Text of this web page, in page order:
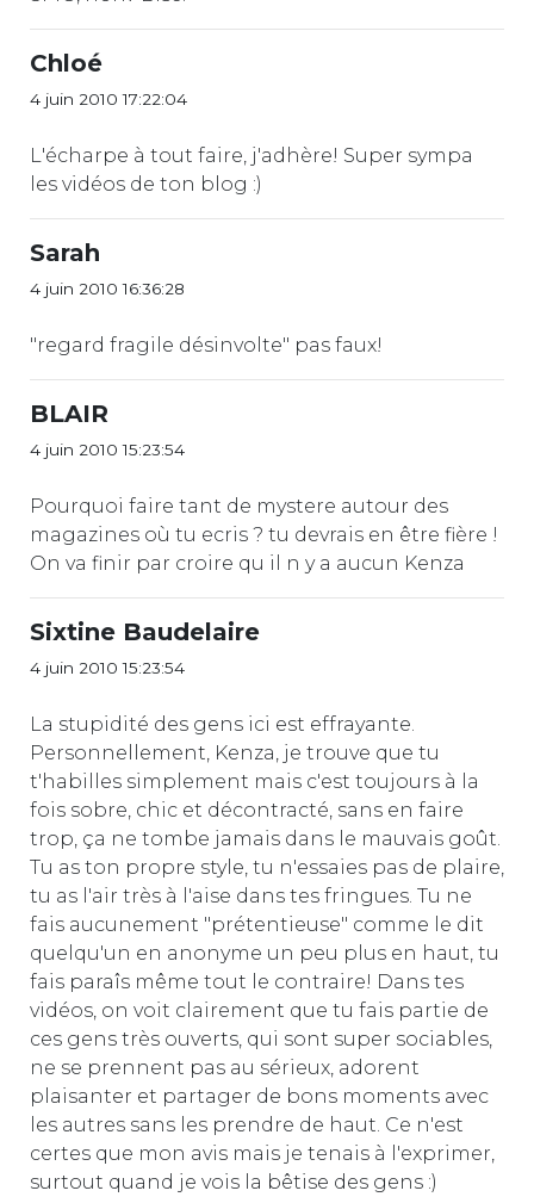
Chloé
4 juin 2010 17:22:04
L'écharpe à tout faire, j'adhère! Super sympa
les vidéos de ton blog :)
Sarah
4 juin 2010 16:36:28
"regard fragile désinvolte" pas faux!
BLAIR
4 juin 2010 15:23:54
Pourquoi faire tant de mystere autour des
magazines où tu ecris ? tu devrais en être fière !
On va finir par croire qu il n y a aucun Kenza
Sixtine Baudelaire
4 juin 2010 15:23:54
La stupidité des gens ici est effrayante.
Personnellement, Kenza, je trouve que tu
t'habilles simplement mais c'est toujours à la
fois sobre, chic et décontracté, sans en faire
trop, ça ne tombe jamais dans le mauvais goût.
Tu as ton propre style, tu n'essaies pas de plaire,
tu as l'air très à l'aise dans tes fringues. Tu ne
fais aucunement "prétentieuse" comme le dit
quelqu'un en anonyme un peu plus en haut, tu
fais paraîs même tout le contraire! Dans tes
vidéos, on voit clairement que tu fais partie de
ces gens très ouverts, qui sont super sociables,
ne se prennent pas au sérieux, adorent
plaisanter et partager de bons moments avec
les autres sans les prendre de haut. Ce n'est
certes que mon avis mais je tenais à l'exprimer,
surtout quand je vois la bêtise des gens :)